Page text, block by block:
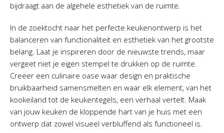
bijdraagt aan de algehele esthetiek van de ruimte.
In de zoektocht naar het perfecte keukenontwerp is het
balanceren van functionaliteit en esthetiek van het grootste
belang. Laat je inspireren door de nieuwste trends, maar
vergeet niet je eigen stempel te drukken op de ruimte.
Creëer een culinaire oase waar design en praktische
bruikbaarheid samensmelten en waar elk element, van het
kookeiland tot de keukentegels, een verhaal vertelt. Maak
van jouw keuken de kloppende hart van je huis met een
ontwerp dat zowel visueel verbluffend als functioneel is.